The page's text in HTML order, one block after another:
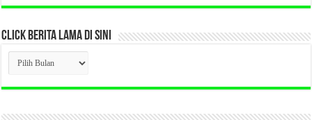
CLICK BERITA LAMA DI SINI
CLICK
BERITA
LAMA
DI